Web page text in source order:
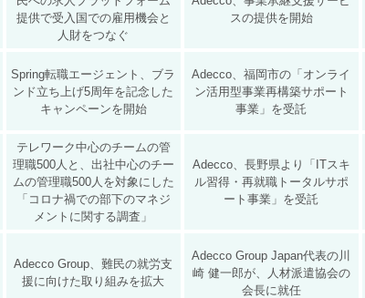
提供で受入国での雇用機会と
人財をつなぐ
スの提供を開始
Spring転職エージェント、ブラ
ンド立ち上げ5周年を記念した
キャンペーンを開始
Adecco、福岡市の「オンライ
ン活用型事業再構築サポート
事業」を受託
テレワーク中心のチームの管
理職500人と、出社中心のチー
ムの管理職500人を対象にした
「コロナ禍での部下のマネジ
メントに関する調査」
Adecco、長野県より「ITスキ
ル習得・再就職トータルサポ
ート事業」を受託
Adecco Group、難民の就労支
援に向けた取り組みを拡大
Adecco Group Japan代表の川
崎 健一郎が、人材派遣協会の
会長に就任